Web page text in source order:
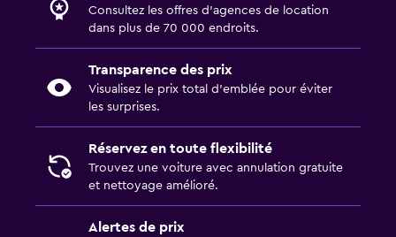
Consultez les offres d’agences de location
dans plus de 70 000 endroits.
Transparence des prix
Visualisez le prix total d’emblée pour éviter
les surprises.
Réservez en toute flexibilité
Trouvez une voiture avec annulation gratuite
et nettoyage amélioré.
Alertes de prix